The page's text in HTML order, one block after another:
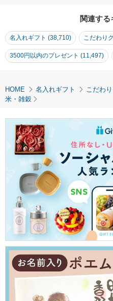
【Giftization Awards
2024上半期 パーソナ
ライズ部門賞受賞】縦
関連する
名入れギフト (38,710) こだわり
3500円以内のプレゼント (11,497)
HOME 名入れギフト こだわ
米・雑穀